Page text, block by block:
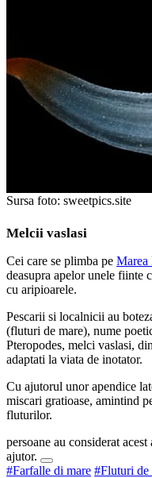
Sursa foto: sweetpics.site
Melcii vaslasi
Cei care se plimba pe Marea
deasupra apelor unele fiinte
cu aripioarele.
Pescarii si localnicii au
(fluturi de mare), nume
Pteropodes, melci vaslasi,
adaptati la viata de inotator.
Cu ajutorul unor apendice
miscari gratioase, amintind
fluturilor.
persoane au considerat
ajutor.
#Farfalle di mare #Fluturi de